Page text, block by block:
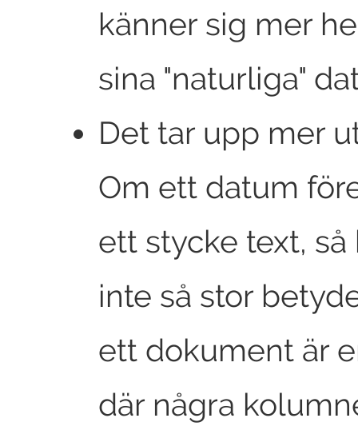
känner sig mer
sina "naturliga"
Det tar upp mer
Om ett datum
ett stycke text, så
inte så stor
ett dokument är
där några